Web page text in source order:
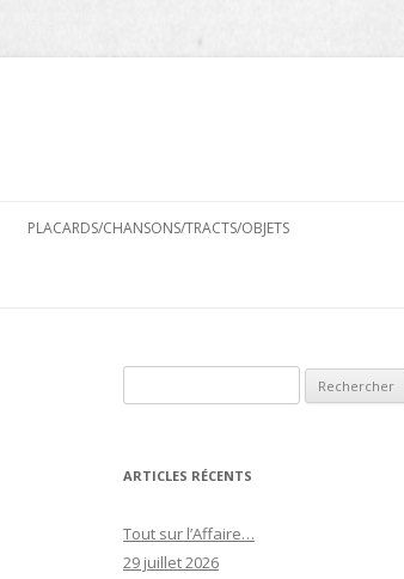
PLACARDS/CHANSONS/TRACTS/OBJETS
ARTICLES RÉCENTS
Tout sur l’Affaire…
29 juillet 2026